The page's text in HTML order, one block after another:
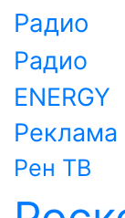
Радио
Радио
ENERGY
Реклама
Рен ТВ